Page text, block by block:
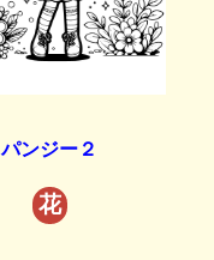
パンジー２
花